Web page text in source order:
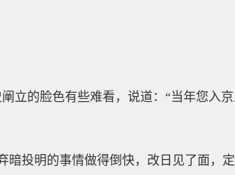
立的脸色有些难看，说道：“当年您入
暗投明的事情做得倒快，改日见了面，